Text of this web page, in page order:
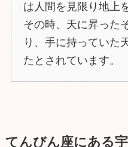
は人間を見限り地上
その時、天に昇った
り、手に持っていた
たとされています。
てんびん座にある